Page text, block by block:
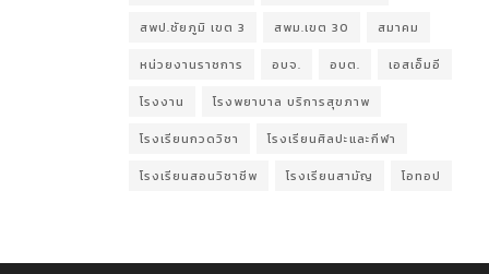
สพป.ชัยภูมิ เขต 3 สพม.เขต 30 สมาคม
หน่วยงานราชการ อบจ. อบต. เอสเอ็มอี
โรงงาน โรงพยาบาล บริการสุขภาพ
โรงเรียนกวดวิชา โรงเรียนศิลปะและกีฬา
โรงเรียนสอนวิชาชีพ โรงเรียนสามัญ โอทอป